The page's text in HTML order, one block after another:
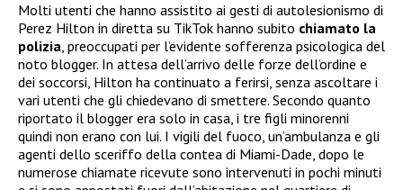
Molti utenti che hanno assistito ai gesti di autolesionismo di
Perez Hilton in diretta su TikTok hanno subito chiamato la
polizia, preoccupati per l’evidente sofferenza psicologica del
noto blogger. In attesa dell’arrivo delle forze dell’ordine e
dei soccorsi, Hilton ha continuato a ferirsi, senza ascoltare i
vari utenti che gli chiedevano di smettere. Secondo quanto
riportato il blogger era solo in casa, i tre figli minorenni
quindi non erano con lui. I vigili del fuoco, un’ambulanza e gli
agenti dello sceriffo della contea di Miami-Dade, dopo le
numerose chiamate ricevute sono intervenuti in pochi minuti